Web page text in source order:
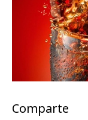
Comparte